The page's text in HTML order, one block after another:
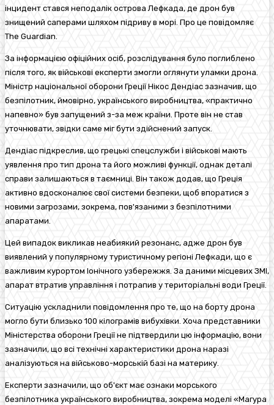
інцидент стався неподалік острова Лефкада, де дрон був
знищений саперами шляхом підриву в морі. Про це повідомляє
The Guardian.
За інформацією офіційних осіб, розслідування було поглиблено
після того, як військові експерти змогли оглянути уламки дрона.
Міністр національної оборони Греції Нікос Дендіас зазначив, що
безпілотник, ймовірно, українського виробництва, «практично
напевно» був запущений з-за меж країни. Проте він не став
уточнювати, звідки саме міг бути здійснений запуск.
Дендіас підкреслив, що грецькі спецслужби і військові мають
уявлення про тип дрона та його можливі функції, однак деталі
справи залишаються в таємниці. Він також додав, що Греція
активно вдосконалює свої системи безпеки, щоб впоратися з
новими загрозами, зокрема, пов'язаними з безпілотними
апаратами.
Цей випадок викликав неабиякий резонанс, адже дрон був
виявлений у популярному туристичному регіоні Лефкади, що є
важливим курортом Іонічного узбережжя. За даними місцевих ЗМІ,
апарат втратив управління і потрапив у територіальні води Греції.
Ситуацію ускладнили повідомлення про те, що на борту дрона
могло бути близько 100 кілограмів вибухівки. Хоча представники
Міністерства оборони Греції не підтвердили цю інформацію, вони
зазначили, що всі технічні характеристики дрона наразі
аналізуються на військово-морській базі на материку.
Експерти зазначили, що об'єкт має ознаки морського
безпілотника українського виробництва, зокрема моделі «Магура